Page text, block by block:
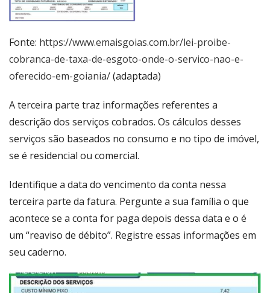
Fonte: https://www.emaisgoias.com.br/lei-proibe-
cobranca-de-taxa-de-esgoto-onde-o-servico-nao-e-
oferecido-em-goiania/(adaptada)
A terceira parte traz informações referentes a
descrição dos serviços cobrados. Os cálculos desses
serviços são baseados no consumo e no tipo de imóvel,
se é residencial ou comercial.
Identifique a data do vencimento da conta nessa
terceira parte da fatura. Pergunte a sua família o que
acontece se a conta for paga depois dessa data e o é
um “reaviso de débito”. Registre essas informações em
seu caderno.